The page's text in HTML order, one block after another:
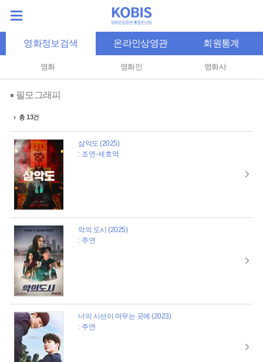
영화정보검색 온라인상영관 회원통계
영화 영화인 영화사
필모그래피
총 13건
삼악도 (2025)
: 조연-세호역
악의 도시 (2025)
: 주연
너의 시선이 머무는 곳에 (2023)
: 주연